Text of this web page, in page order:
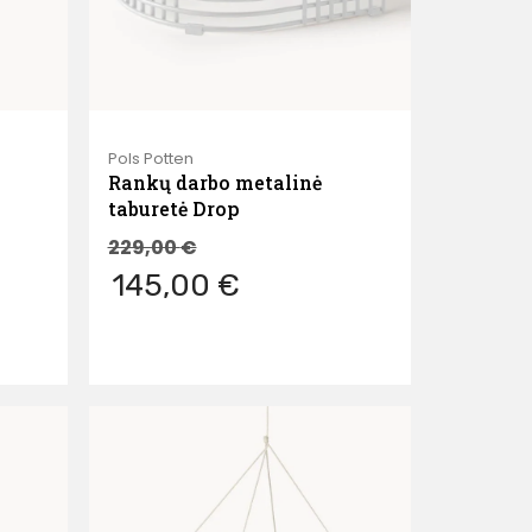
Pols Potten
Rankų darbo metalinė
taburetė Drop
229,00€
145,00 €